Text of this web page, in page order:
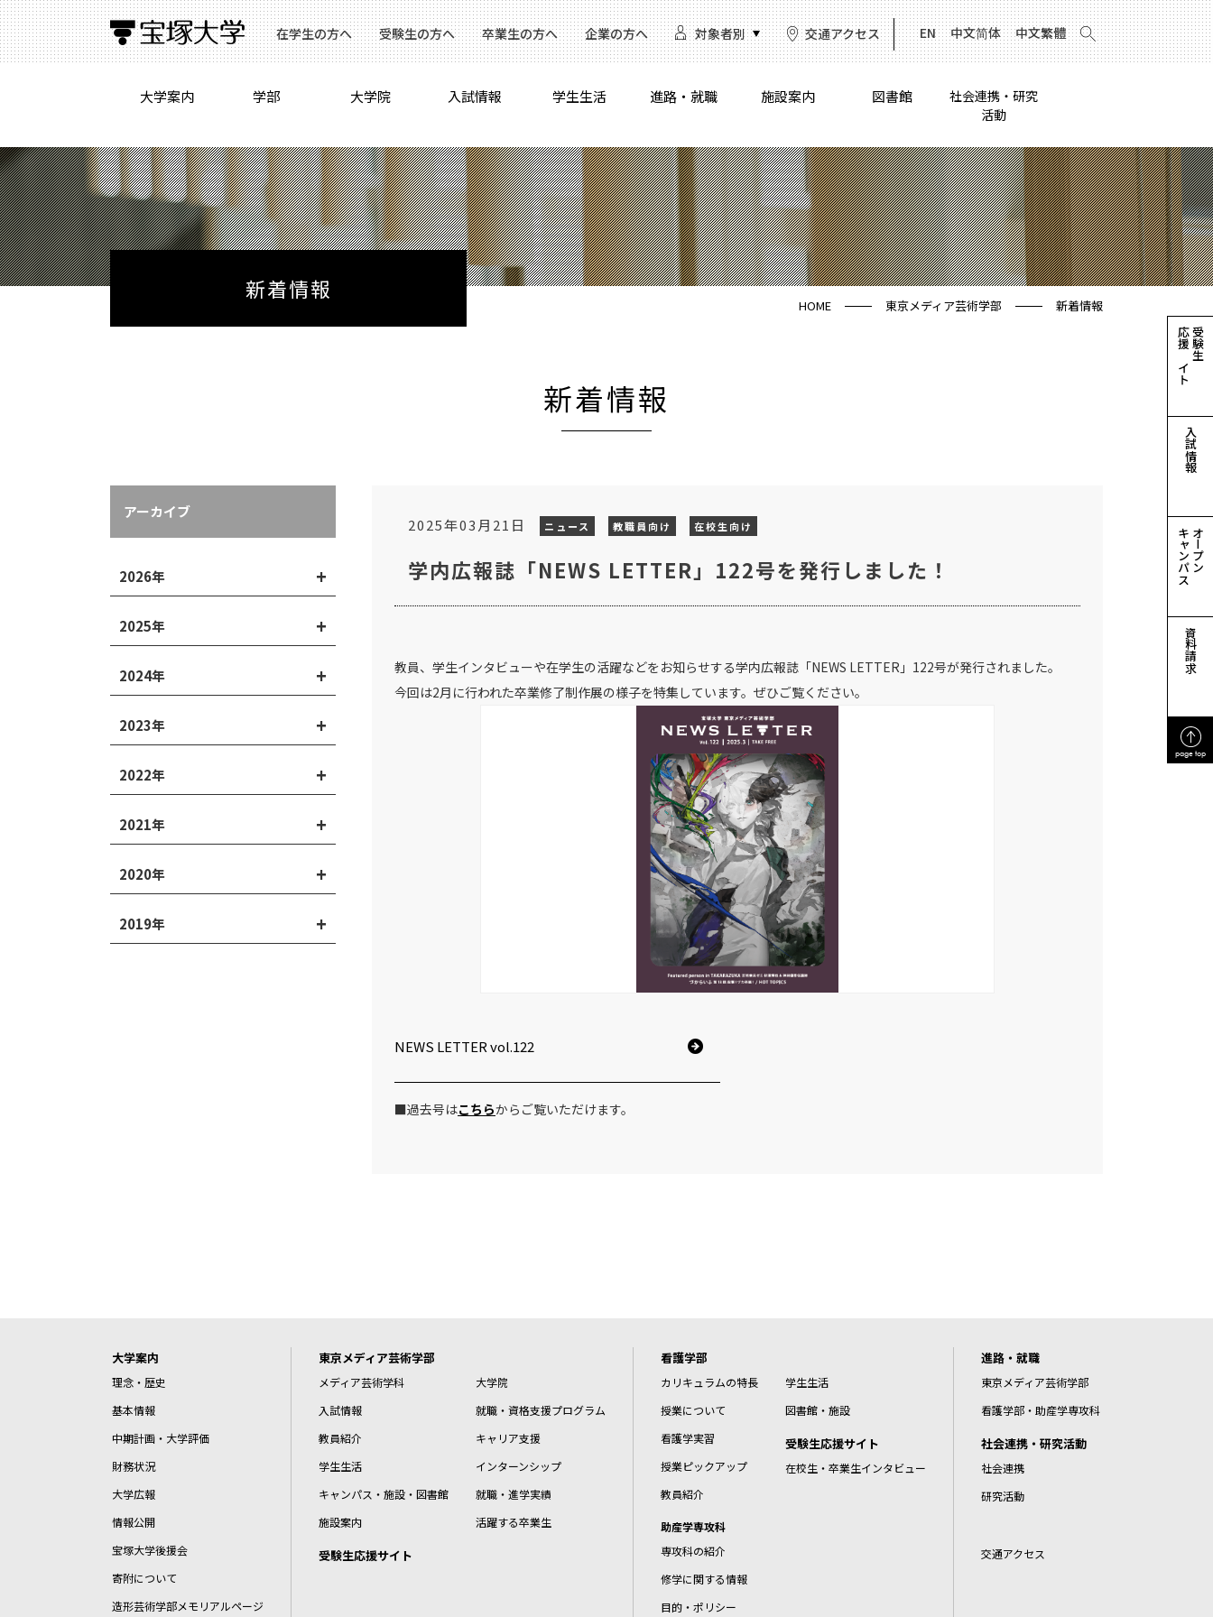
在学生の方へ 受験生の方へ 卒業生の方へ 企業の方へ 対象者別 交通アクセス EN 中文简体 中文繁體
大学案内 学部 大学院 入試情報 学生生活 進路・就職 施設案内 図書館
社会連携・研究
活動
受験生
応援サイト
入試情報
オープン
キャンパス
資料請求
page top
新着情報
HOME 東京メディア芸術学部 新着情報
新着情報
2025年03月21日 ニュース 教職員向け 在校生向け
学内広報誌「NEWS LETTER」122号を発行しました！
教員、学生インタビューや在学生の活躍などをお知らせする学内広報誌「NEWS LETTER」122号が発行されました。
今回は2月に行われた卒業修了制作展の様子を特集しています。ぜひご覧ください。
NEWS LETTER vol.122
■過去号はこちらからご覧いただけます。
アーカイブ
2026年
2025年
2024年
2023年
2022年
2021年
2020年
2019年
大学案内
理念・歴史
基本情報
中期計画・大学評価
財務状況
大学広報
情報公開
宝塚大学後援会
寄附について
造形芸術学部メモリアルページ
東京メディア芸術学部
メディア芸術学科
入試情報
教員紹介
学生生活
キャンパス・施設・図書館
施設案内
受験生応援サイト
大学院
就職・資格支援プログラム
キャリア支援
インターンシップ
就職・進学実績
活躍する卒業生
看護学部
カリキュラムの特長
授業について
看護学実習
授業ピックアップ
教員紹介
助産学専攻科
専攻科の紹介
修学に関する情報
目的・ポリシー
学生生活
図書館・施設
受験生応援サイト
在校生・卒業生インタビュー
進路・就職
東京メディア芸術学部
看護学部・助産学専攻科
社会連携・研究活動
社会連携
研究活動
交通アクセス